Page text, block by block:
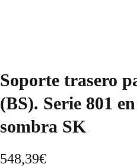
Soporte trasero
(BS). Serie 801
sombra SK
548,39€